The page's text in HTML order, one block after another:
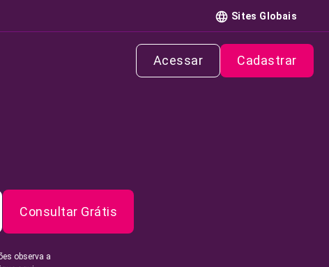
Sites Globais
Acessar Cadastrar
Consultar Grátis
observa a